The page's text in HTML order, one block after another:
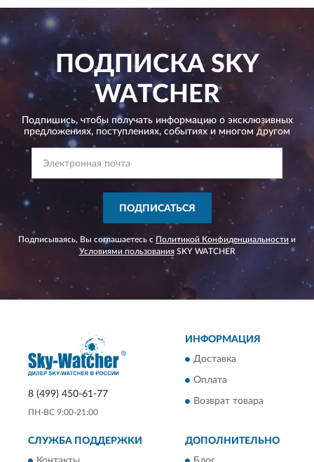
ПОДПИСКАSKY
WATCHER
Подпишись, чтобы получать информацию о эксклюзивных
предложениях, поступлениях, событиях и многом другом
ПОДПИСАТЬСЯ
Подписываясь, Вы соглашаетесь с Политикой Конфиденциальности и
Условиями пользованияSKY WATCHER
8 (499) 450-61-77
ПН-ВС 9:00-21:00
ИНФОРМАЦИЯ
Доставка
Оплата
Возврат товара
СЛУЖБА ПОДДЕРЖКИ ДОПОЛНИТЕЛЬНО